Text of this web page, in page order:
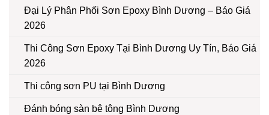
Đại Lý Phân Phối Sơn Epoxy Bình Dương – Báo Giá
2026
Thi Công Sơn Epoxy Tại Bình Dương Uy Tín, Báo Giá
2026
Thi công sơn PU tại Bình Dương
Đánh bóng sàn bê tông Bình Dương